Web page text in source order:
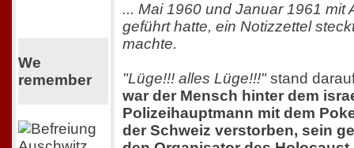
We
remember
... Mai 1960 und Januar 1961 mit
geführt hatte, ein Notizzettel
machte.
"Lüge!!! alles Lüge!!!"stand
war der Mensch hinter dem
Polizeihauptmann mit dem
der Schweiz verstorben, sein